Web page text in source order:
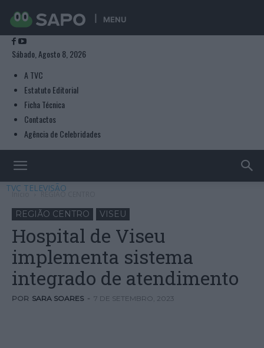
MENU
Sábado, Agosto 8, 2026
A TVC
Estatuto Editorial
Ficha Técnica
Contactos
Agência de Celebridades
TVC TELEVISÃO
Início REGIÃO CENTRO
REGIÃO CENTRO VISEU
Hospital de Viseu
implementa sistema
integrado de atendimento
POR SARA SOARES - 7 DE SETEMBRO, 2023